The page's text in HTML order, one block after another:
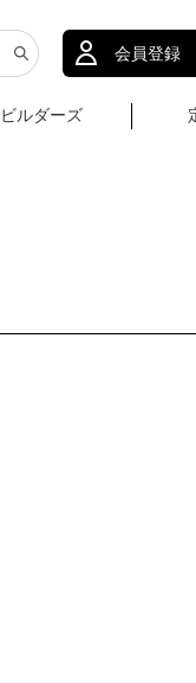
会員登録
ビルダーズ